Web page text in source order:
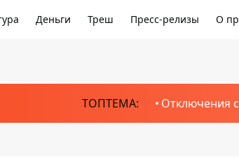
Деньги Треш Пресс-релизы О
ТОПТЕМА: Отключения